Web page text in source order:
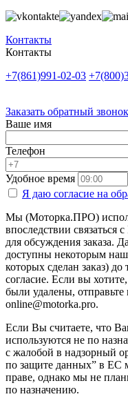
Контакты
Контакты
+7(861)991-02-03
Заказать обратный звонок
Ваше имя
Телефон
Удобное время
Я даю согласие на
Мы (Моторка.ПРО)
впоследствии связаться
для обсуждения заказа.
доступны некоторым
которых сделан заказ)
согласие. Если вы
были удалены, отправьте
online@motorka.pro.
Если Вы считаете, что
используются не по
с жалобой в надзорный
по защите данных” в ЕС
праве, однако мы не
по назначению.